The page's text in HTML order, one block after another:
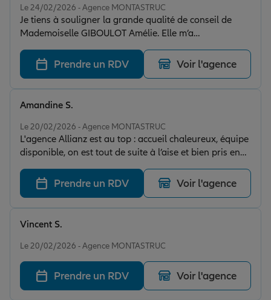
Le 24/02/2026 - Agence MONTASTRUC
Je tiens à souligner la grande qualité de conseil de
Mademoiselle GIBOULOT Amélie. Elle m’a
accompagnée avec beaucoup d’écoute, de patience et
de professionnalisme sur plusieurs sujets. Ses
explications étaient très claires, précises et
rassurantes. Une expérience client très positive, je
recommande vivement !
Prendre un RDV Voir l'agence
Le 20/02/2026 - Agence MONTASTRUC
L'agence Allianz est au top : accueil chaleureux, équipe
disponible, on est tout de suite à l’aise et bien pris en
charge. Je recommande ! J’ai été accompagnée par
Amélie Giboulot pour choisir ma mutuelle santé et je
ne peux que la remercier pour son professionnalisme.
Elle a été vraiment à l’écoute, patiente, très claire dans
ses explications et a pris le temps de répondre à toutes
couverture parfaitement adaptée à mes besoins et à
mon budget. Je me sens en confiance depuis le début
avec un suivi sérieux et bienveillant. Une conseillère
hors pair que je recommande à 100% !
Amandine S.
Prendre un RDV Voir l'agence
Le 20/02/2026 - Agence MONTASTRUC
Vincent S.
Prendre un RDV Voir l'agence